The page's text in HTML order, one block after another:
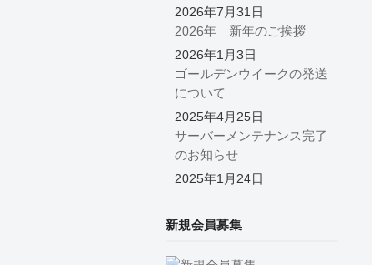
2026年7月31日
2026年 新年のご挨拶
2026年1月3日
ゴールデンウイークの発送
について
2025年4月25日
サーバーメンテナンス完了
のお知らせ
2025年1月24日
新規会員募集